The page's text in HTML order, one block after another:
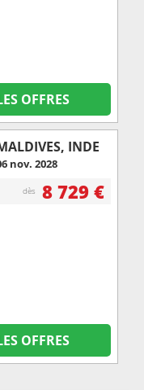
OFFRES
INDE
nov. 2028
dès 8 729 €
OFFRES